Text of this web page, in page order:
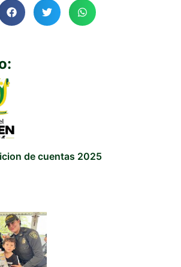
de cuentas 2025